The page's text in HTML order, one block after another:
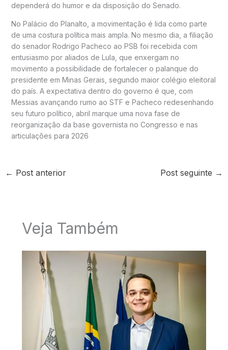
dependerá do humor e da disposição do Senado.
No Palácio do Planalto, a movimentação é lida como parte
de uma costura política mais ampla. No mesmo dia, a filiação
do senador Rodrigo Pacheco ao PSB foi recebida com
entusiasmo por aliados de Lula, que enxergam no
movimento a possibilidade de fortalecer o palanque do
presidente em Minas Gerais, segundo maior colégio eleitoral
do país. A expectativa dentro do governo é que, com
Messias avançando rumo ao STF e Pacheco redesenhando
seu futuro político, abril marque uma nova fase de
reorganização da base governista no Congresso e nas
articulações para 2026
← Post anterior Post seguinte →
Veja Também